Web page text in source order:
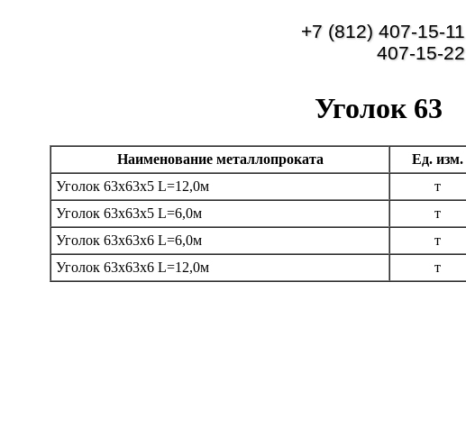
+7 (812) 407-15-11
407-15-22
Уголок 63
Наименование металлопроката Ед. изм.
Уголок 63х63х5 L=12,0м
т
Уголок 63х63х5 L=6,0м
т
Уголок 63х63х6 L=6,0м
т
Уголок 63х63х6 L=12,0м
т